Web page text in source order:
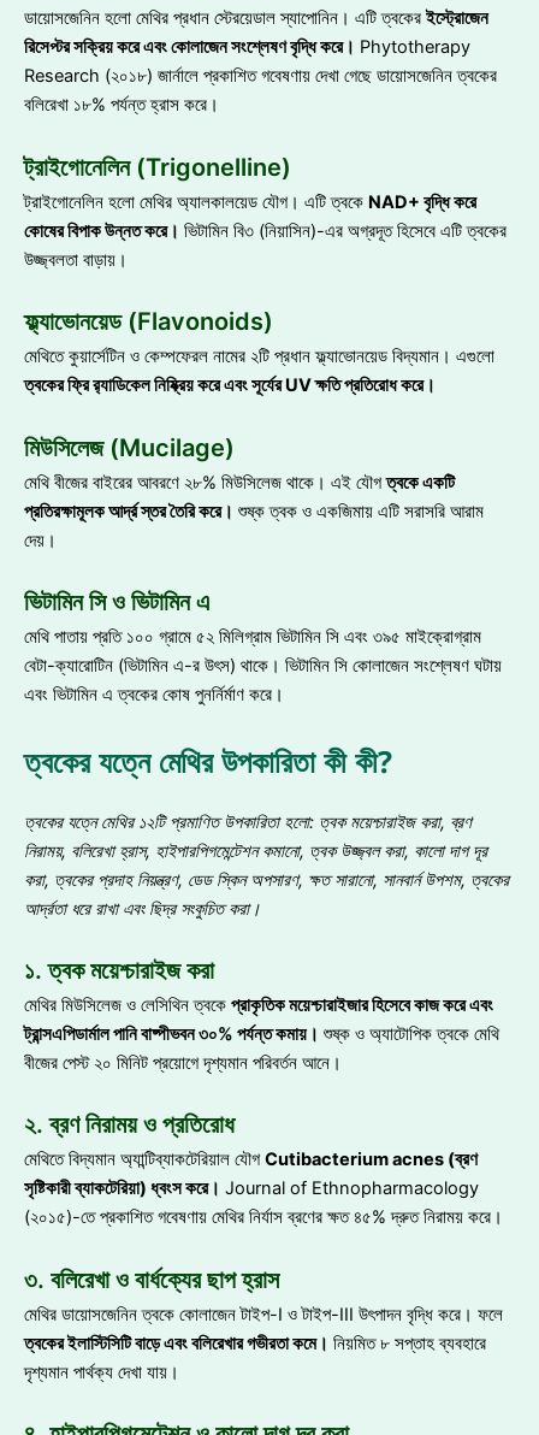
ডায়োসজেনিন হলো মেথির প্রধান স্টেরয়েডাল স্যাপোনিন। এটি ত্বকের ইস্ট্রোজেন
রিসেপ্টর সক্রিয় করে এবং কোলাজেন সংশ্লেষণ বৃদ্ধি করে। Phytotherapy
Research (২০১৮) জার্নালে প্রকাশিত গবেষণায় দেখা গেছে ডায়োসজেনিন ত্বকের
বলিরেখা ১৮% পর্যন্ত হ্রাস করে।
ট্রাইগোনেলিন (Trigonelline)
ট্রাইগোনেলিন হলো মেথির অ্যালকালয়েড যৌগ। এটি ত্বকে NAD+ বৃদ্ধি করে
কোষের বিপাক উন্নত করে। ভিটামিন বি৩ (নিয়াসিন)-এর অগ্রদূত হিসেবে এটি ত্বকের
উজ্জ্বলতা বাড়ায়।
ফ্ল্যাভোনয়েড (Flavonoids)
মেথিতে কুয়ার্সেটিন ও কেম্পফেরল নামের ২টি প্রধান ফ্ল্যাভোনয়েড বিদ্যমান। এগুলো
ত্বকের ফ্রি র‍্যাডিকেল নিষ্ক্রিয় করে এবং সূর্যের UV ক্ষতি প্রতিরোধ করে।
মিউসিলেজ (Mucilage)
মেথি বীজের বাইরের আবরণে ২৮% মিউসিলেজ থাকে। এই যৌগত্বকে একটি
প্রতিরক্ষামূলক আর্দ্র স্তর তৈরি করে। শুষ্ক ত্বক ও একজিমায় এটি সরাসরি আরাম
দেয়।
ভিটামিন সি ও ভিটামিন এ
মেথি পাতায় প্রতি ১০০ গ্রামে ৫২ মিলিগ্রাম ভিটামিন সি এবং ৩৯৫ মাইক্রোগ্রাম
বেটা-ক্যারোটিন (ভিটামিন এ-র উৎস) থাকে। ভিটামিন সি কোলাজেন সংশ্লেষণ ঘটায়
এবং ভিটামিন এ ত্বকের কোষ পুনর্নির্মাণ করে।
ত্বকের যত্নে মেথির উপকারিতা কী কী?
ত্বকের যত্নে মেথির ১২টি প্রমাণিত উপকারিতা হলো: ত্বক ময়েশ্চারাইজ করা, ব্রণ
নিরাময়, বলিরেখা হ্রাস, হাইপারপিগমেন্টেশন কমানো, ত্বক উজ্জ্বল করা, কালো দাগ দূর
করা, ত্বকের প্রদাহ নিয়ন্ত্রণ, ডেড স্কিন অপসারণ, ক্ষত সারানো, সানবার্ন উপশম, ত্বকের
আর্দ্রতা ধরে রাখা এবং ছিদ্র সংকুচিত করা।
১. ত্বক ময়েশ্চারাইজ করা
মেথির মিউসিলেজ ও লেসিথিন ত্বকে প্রাকৃতিক ময়েশ্চারাইজার হিসেবে কাজ করে এবং
ট্রান্সএপিডার্মাল পানি বাষ্পীভবন ৩০% পর্যন্ত কমায় । শুষ্ক ও অ্যাটোপিক ত্বকে মেথি
বীজের পেস্ট ২০ মিনিট প্রয়োগে দৃশ্যমান পরিবর্তন আনে।
২. ব্রণ নিরাময় ও প্রতিরোধ
মেথিতে বিদ্যমান অ্যান্টিব্যাকটেরিয়াল যৌগ Cutibacterium acnes (ব্রণ
সৃষ্টিকারী ব্যাকটেরিয়া) ধ্বংস করে। Journal of Ethnopharmacology
(২০১৫)-তে প্রকাশিত গবেষণায় মেথির নির্যাস ব্রণের ক্ষত ৪৫% দ্রুত নিরাময় করে।
৩. বলিরেখা ও বার্ধক্যের ছাপ হ্রাস
মেথির ডায়োসজেনিন ত্বকে কোলাজেন টাইপ-I ও টাইপ-III উৎপাদন বৃদ্ধি করে। ফলে
ত্বকের ইলাস্টিসিটি বাড়ে এবং বলিরেখার গভীরতা কমে। নিয়মিত ৮ সপ্তাহ ব্যবহারে
দৃশ্যমান পার্থক্য দেখা যায়।